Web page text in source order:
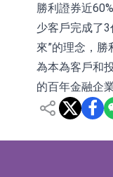
勝利證券近
少客戶完成了
來”的理念，
為本為客戶和
的百年金融企業